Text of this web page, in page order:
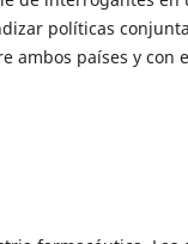
políticas
ambos países y con